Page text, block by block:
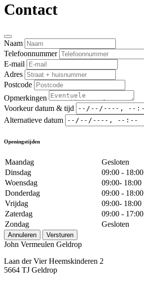
Contact
Naam
Telefoonnummer
E-mail
Adres
Postcode
Opmerkingen
Voorkeur datum & tijd
Alternatieve datum
Openingstijden
Maandag
Gesloten
Dinsdag
09:00 - 18:00
Woensdag
09:00- 18:00
Donderdag
09:00 - 18:00
Vrijdag
09:00- 18:00
Zaterdag
09:00 - 17:00
Zondag
Gesloten
Annuleren Versturen
John Vermeulen Geldrop
Laan der Vier Heemskinderen 2
5664 TJ Geldrop